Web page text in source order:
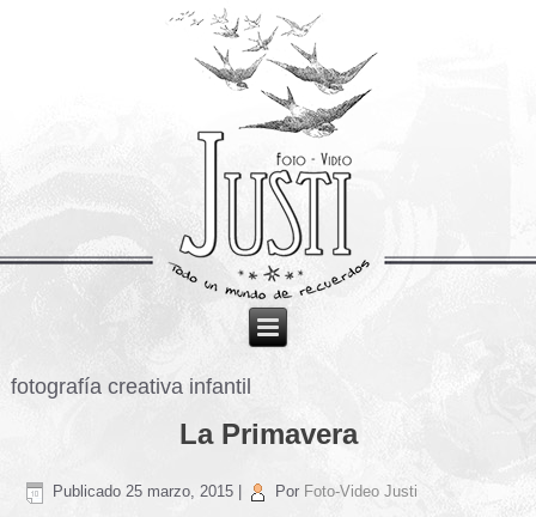
fotografía creativa infantil
La Primavera
Publicado 25 marzo, 2015 Por Foto-Video Justi